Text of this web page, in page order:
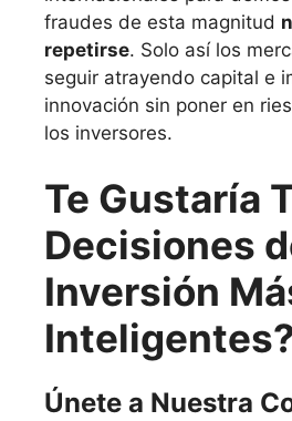
fraudes de esta magnitud
repetirse. Solo así los
seguir atrayendo capital e
innovación sin poner en
los inversores.
Te Gustaría
Decisiones
Inversión
Inteligentes?
Únete a Nuestra